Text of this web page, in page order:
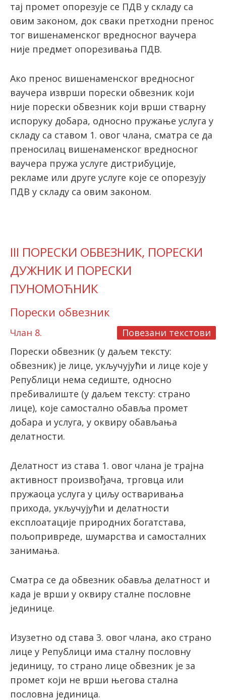
тај промет опорезује се ПДВ у складу са
овим законом, док сваки претходни пренос
тог вишенаменског вредносног ваучера
није предмет опорезивања ПДВ.
Ако пренос вишенаменског вредносног
ваучера изврши порески обвезник који
није порески обвезник који врши стварну
испоруку добара, односно пружање услуга у
складу са ставом 1. овог члана, сматра се да
преносилац вишенаменског вредносног
ваучера пружа услуге дистрибуције,
рекламе или друге услуге које се опорезују
ПДВ у складу са овим законом.
III ПОРЕСКИ ОБВЕЗНИК, ПОРЕСКИ
ДУЖНИК И ПОРЕСКИ
ПУНОМОЋНИК
Порески обвезник
Повезани текстови
Члан 8.
Порески обвезник (у даљем тексту:
обвезник) је лице, укључујући и лице које у
Републици нема седиште, односно
пребивалиште (у даљем тексту: страно
лице), које самостално обавља промет
добара и услуга, у оквиру обављања
делатности.
Делатност из става 1. овог члана је трајна
активност произвођача, трговца или
пружаоца услуга у циљу остваривања
прихода, укључујући и делатности
експлоатације природних богатстава,
пољопривреде, шумарства и самосталних
занимања.
Сматра се да обвезник обавља делатност и
када је врши у оквиру сталне пословне
јединице.
Изузетно од става 3. овог члана, ако страно
лице у Републици има сталну пословну
јединицу, то страно лице обвезник је за
промет који не врши његова стална
пословна јединица.